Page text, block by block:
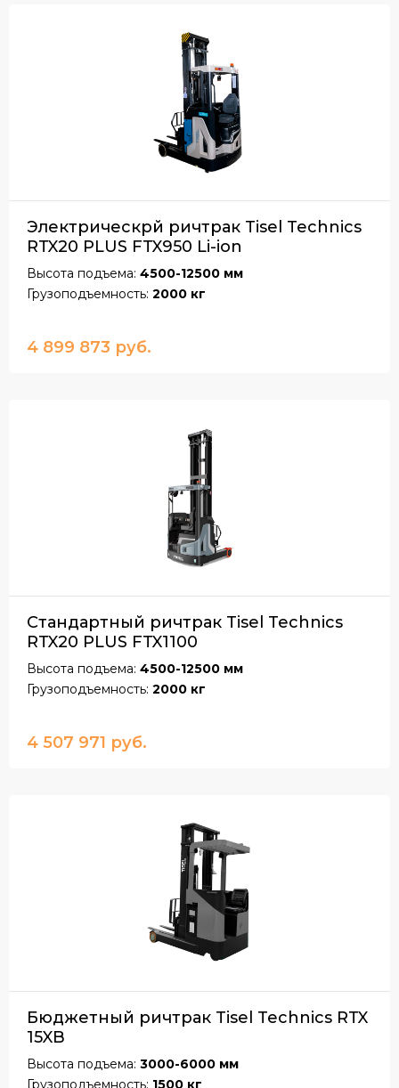
Электрическрй ричтрак Tisel Technics
RTX20 PLUS FTX950 Li-ion
Высота подъема: 4500-12500 мм
Грузоподъемность: 2000 кг
4 899 873 руб.
Стандартный ричтрак Tisel Technics
RTX20 PLUS FTX1100
Высота подъема: 4500-12500 мм
Грузоподъемность: 2000 кг
4 507 971 руб.
Бюджетный ричтрак Tisel Technics RTX
15XB
Высота подъема: 3000-6000 мм
Грузоподъемность: 1500 кг